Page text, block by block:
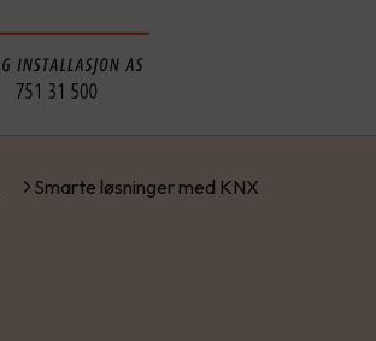
Smarte løsninger med KNX